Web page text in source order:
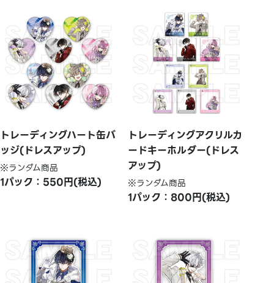
トレーディングハート缶バ
ッジ(ドレスアップ)
※ランダム商品
1パック：550円(税込)
トレーディングアクリルカ
ードキーホルダー(ドレス
アップ)
※ランダム商品
1パック：800円(税込)